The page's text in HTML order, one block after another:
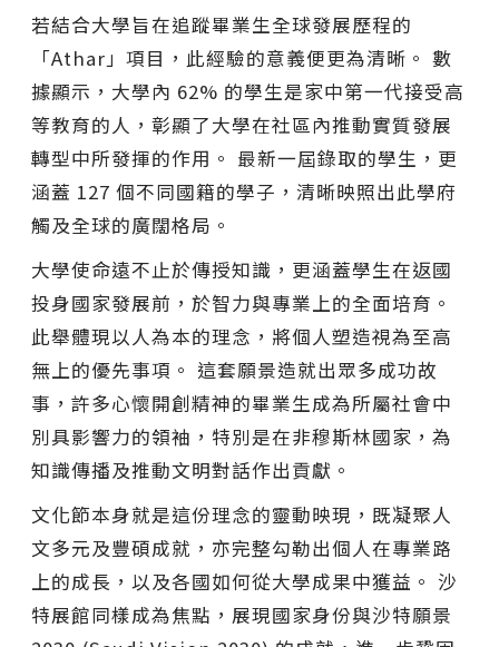
若結合大學旨在追蹤畢業生全球發展歷程的
「Athar」項目，此經驗的意義便更為清晰。 數
據顯示，大學內 62% 的學生是家中第一代接受高
等教育的人，彰顯了大學在社區內推動實質發展
轉型中所發揮的作用。 最新一屆錄取的學生，更
涵蓋 127 個不同國籍的學子，清晰映照出此學府
觸及全球的廣闊格局。
大學使命遠不止於傳授知識，更涵蓋學生在返國
投身國家發展前，於智力與專業上的全面培育。
此舉體現以人為本的理念，將個人塑造視為至高
無上的優先事項。 這套願景造就出眾多成功故
事，許多心懷開創精神的畢業生成為所屬社會中
別具影響力的領袖，特別是在非穆斯林國家，為
知識傳播及推動文明對話作出貢獻。
文化節本身就是這份理念的靈動映現，既凝聚人
文多元及豐碩成就，亦完整勾勒出個人在專業路
上的成長，以及各國如何從大學成果中獲益。 沙
特展館同樣成為焦點，展現國家身份與沙特願景